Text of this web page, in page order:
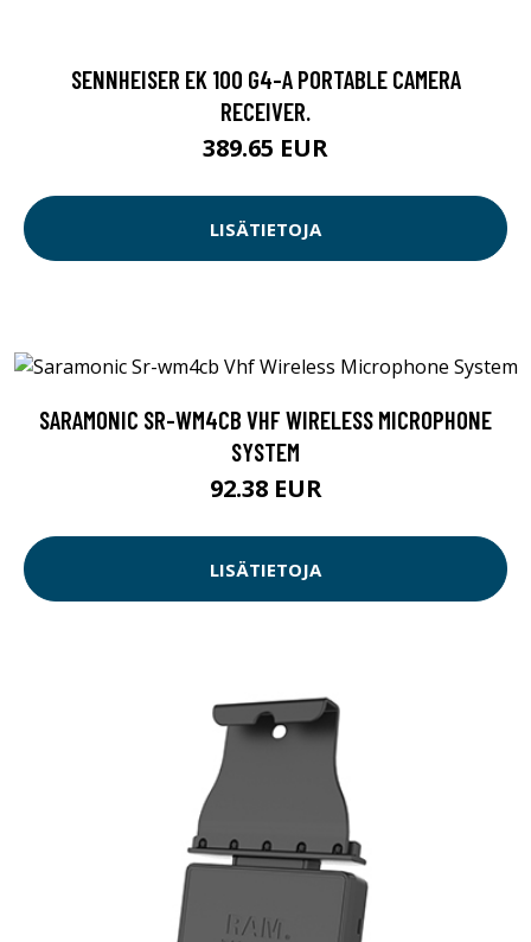
SENNHEISER EK 100 G4-A PORTABLE CAMERA
RECEIVER.
389.65 EUR
LISÄTIETOJA
SARAMONIC SR-WM4CB VHF WIRELESS MICROPHONE
SYSTEM
92.38 EUR
LISÄTIETOJA